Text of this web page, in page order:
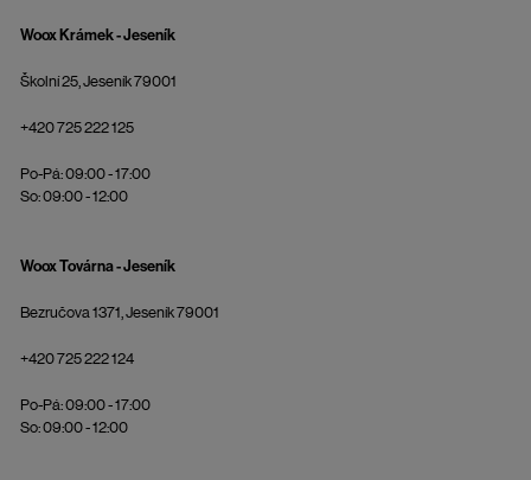
Woox Krámek - Jeseník
Školní 25, Jeseník 79001
+420 725 222 125
Po-Pá: 09:00 - 17:00
So: 09:00 - 12:00
Woox Továrna - Jeseník
Bezručova 1371, Jeseník 79001
+420 725 222 124
Po-Pá: 09:00 - 17:00
So: 09:00 - 12:00